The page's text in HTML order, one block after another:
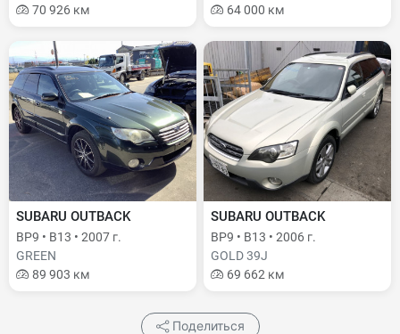
70 926 км
64 000 км
SUBARU OUTBACK
BP9 • B13 • 2007 г.
GREEN
89 903 км
SUBARU OUTBACK
BP9 • B13 • 2006 г.
GOLD 39J
69 662 км
Поделиться